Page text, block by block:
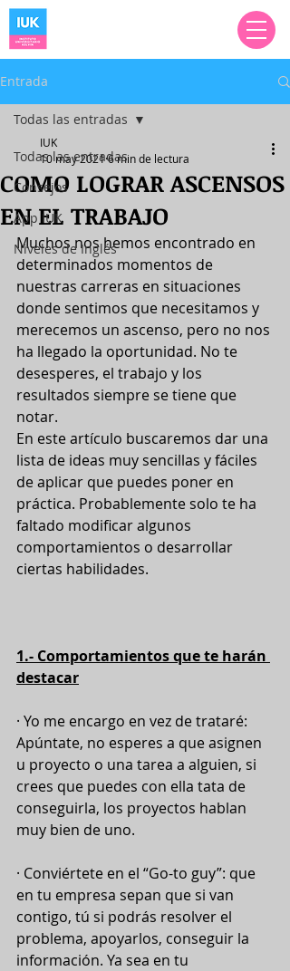
Entrada
Todas las entradas
Consejos
App IUK
Niveles de Inglés
Todas las entradas
COMO LOGRAR ASCENSOS
EN EL TRABAJO
IUK
10 may 20216 min de lectura
Muchos nos hemos encontrado en
determinados momentos de
nuestras carreras en situaciones
donde sentimos que necesitamos y
merecemos un ascenso, pero no nos
ha llegado la oportunidad. No te
desesperes, el trabajo y los
resultados siempre se tiene que
notar.
En este artículo buscaremos dar una
lista de ideas muy sencillas y fáciles
de aplicar que puedes poner en
práctica. Probablemente solo te ha
faltado modificar algunos
comportamientos o desarrollar
ciertas habilidades.
1.- Comportamientos que te harán
destacar
· Yo me encargo en vez de trataré:
Apúntate, no esperes a que asignen
u proyecto o una tarea a alguien, si
crees que puedes con ella tata de
conseguirla, los proyectos hablan
muy bien de uno.
· Conviértete en el “Go-to guy”: que
en tu empresa sepan que si van
contigo, tú si podrás resolver el
problema, apoyarlos, conseguir la
información. Ya sea en tu